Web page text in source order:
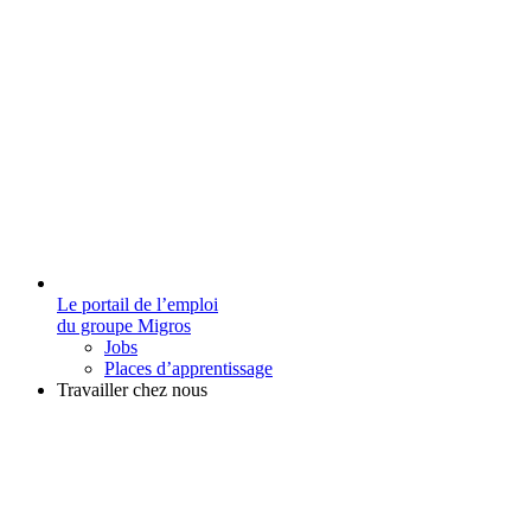
Le portail de l’emploi
du groupe Migros
Jobs
Places d’apprentissage
Travailler chez nous